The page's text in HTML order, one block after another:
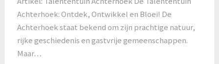
Achterhoek: Ontdek, Ontwikkel en Bloei! De
Achterhoek staat bekend om zijn prachtige natuur,
rijke geschiedenis en gastvrije gemeenschappen.
Maar…